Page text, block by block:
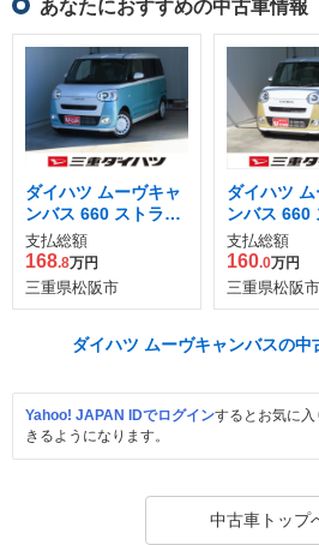
あなたにおすすめの中古車情報
ダイハツ ムーヴキャ
ンバス 660 ストライ
プス G
支払総額
168.8万円
三重県松阪市
ダイハツ
ンバス 660
プス G
支払総額
160.0万円
三重県松阪市
ダイハツ ムーヴキャンバスの中
Yahoo! JAPAN IDでログインするとお気に
きるようになります。
中古車トップ